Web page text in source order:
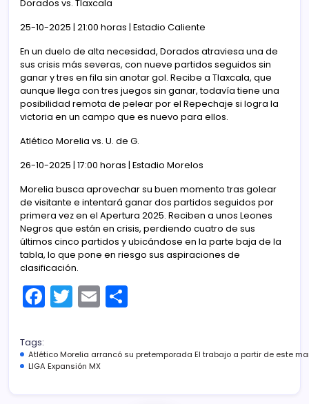
Dorados vs. Tlaxcala
25-10-2025 | 21:00 horas | Estadio Caliente
En un duelo de alta necesidad, Dorados atraviesa una de
sus crisis más severas, con nueve partidos seguidos sin
ganar y tres en fila sin anotar gol. Recibe a Tlaxcala, que
aunque llega con tres juegos sin ganar, todavía tiene una
posibilidad remota de pelear por el Repechaje si logra la
victoria en un campo que es nuevo para ellos.
Atlético Morelia vs. U. de G.
26-10-2025 | 17:00 horas | Estadio Morelos
Morelia busca aprovechar su buen momento tras golear
de visitante e intentará ganar dos partidos seguidos por
primera vez en el Apertura 2025. Reciben a unos Leones
Negros que están en crisis, perdiendo cuatro de sus
últimos cinco partidos y ubicándose en la parte baja de la
tabla, lo que pone en riesgo sus aspiraciones de
clasificación.
F
a
e
T
w
er
E
m
l p
Tags:
Atlético Morelia arrancó su pretemporada El trabajo a partir de este
LIGA Expansión MX